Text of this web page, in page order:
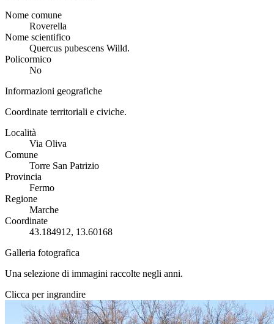
Nome comune
Roverella
Nome scientifico
Quercus pubescens Willd.
Policormico
No
Informazioni geografiche
Coordinate territoriali e civiche.
Località
Via Oliva
Comune
Torre San Patrizio
Provincia
Fermo
Regione
Marche
Coordinate
43.184912, 13.60168
Galleria fotografica
Una selezione di immagini raccolte negli anni.
Clicca per ingrandire